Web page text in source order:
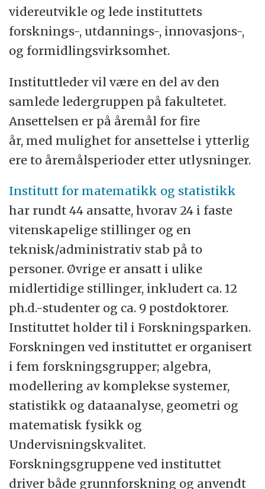
videreutvikle og lede instituttets
forsknings-, utdannings-, innovasjons-,
og formidlingsvirksomhet.
Instituttleder vil være en del av den
samlede ledergruppen på fakultetet.
Ansettelsen er på åremål for fire
år, med mulighet for ansettelse i ytterlig
ere to åremålsperioder etter utlysninger.
Institutt for matematikk og statistikk
har rundt 44 ansatte, hvorav 24 i faste
vitenskapelige stillinger og en
teknisk/administrativ stab på to
personer. Øvrige er ansatt i ulike
midlertidige stillinger, inkludert ca. 12
ph.d.-studenter og ca. 9 postdoktorer.
Instituttet holder til i Forskningsparken.
Forskningen ved instituttet er organisert
i fem forskningsgrupper; algebra,
modellering av komplekse systemer,
statistikk og dataanalyse, geometri og
matematisk fysikk og
Undervisningskvalitet.
Forskningsgruppene ved instituttet
driver både grunnforskning og anvendt